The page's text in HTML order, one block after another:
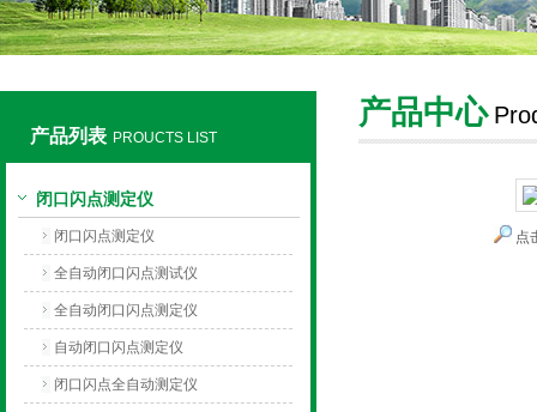
产品列表 PROUCTS LIST
闭口闪点测定仪
闭口闪点测定仪
全自动闭口闪点测试仪
全自动闭口闪点测定仪
自动闭口闪点测定仪
闭口闪点全自动测定仪
产品中心
点